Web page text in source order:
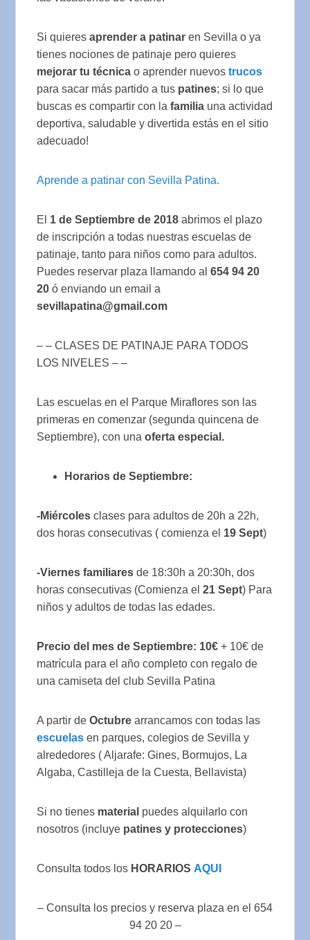
Si quieresaprender a patinar en Sevilla o ya
tienes nociones de patinaje pero quieres
mejorar tu técnica o aprender nuevostrucos
para sacar más partido a tus patines; si lo que
buscas es compartir con lafamilia una actividad
deportiva, saludable y divertida estás en el sitio
adecuado!
Aprende a patinar con Sevilla Patina.
El 1 de Septiembre de 2018 abrimos el plazo
de inscripción a todas nuestras escuelas de
patinaje, tanto para niños como para adultos.
Puedes reservar plaza llamando al654 94 20
20 ó enviando un email a
sevillapatina@gmail.com
– – CLASES DE PATINAJE PARA TODOS
LOS NIVELES – –
Las escuelas en el Parque Miraflores son las
primeras en comenzar (segunda quincena de
Septiembre), con unaoferta especial.
Horarios de Septiembre:
-Miércoles clases para adultos de 20h a 22h,
dos horas consecutivas ( comienza el 19 Sept)
-Viernes familiares de 18:30h a 20:30h, dos
horas consecutivas (Comienza el21 Sept) Para
niños y adultos de todas las edades.
Precio del mes de Septiembre: 10€ + 10€ de
matrícula para el año completo con regalo de
una camiseta del club Sevilla Patina
A partir deOctubre arrancamos con todas las
escuelas en parques, colegios de Sevilla y
alrededores ( Aljarafe: Gines, Bormujos, La
Algaba, Castilleja de la Cuesta, Bellavista)
Si no tienes material puedes alquilarlo con
nosotros (incluye patines y protecciones)
Consulta todos los HORARIOS AQUI
– Consulta los precios y reserva plaza en el 654
94 20 20 –